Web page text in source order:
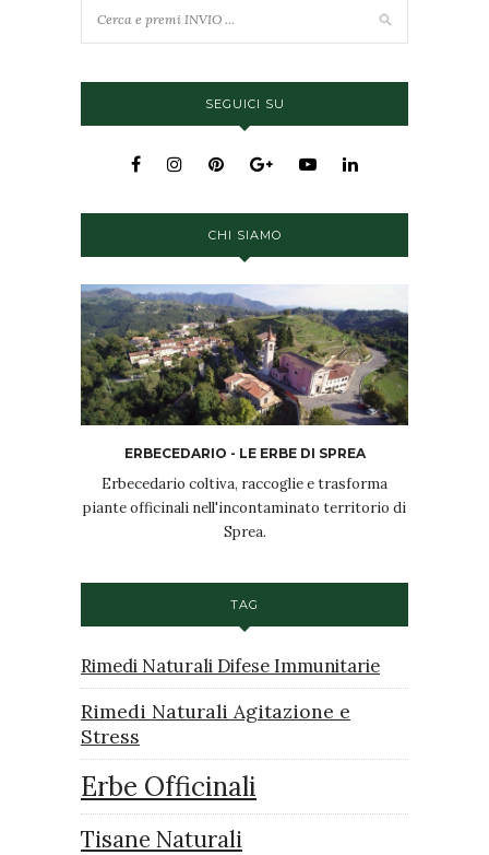
SEGUICI SU
CHI SIAMO
ERBECEDARIO - LE ERBE DI SPREA
Erbecedario coltiva, raccoglie e trasforma
piante officinali nell'incontaminato territorio di
Sprea.
TAG
Rimedi Naturali Difese Immunitarie
Rimedi Naturali Agitazione e
Stress
Erbe Officinali
Tisane Naturali